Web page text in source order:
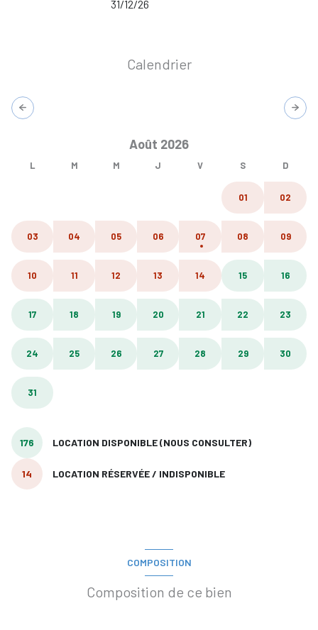
31/12/26
Calendrier
Août 2026
L M M J V S D
01 02
03 04 05 06 07 08 09
10 11 12 13 14 15 16
17 18 19 20 21 22 23
24 25 26 27 28 29 30
31
176 LOCATION DISPONIBLE (NOUS CONSULTER)
14 LOCATION RÉSERVÉE / INDISPONIBLE
COMPOSITION
Composition de ce bien